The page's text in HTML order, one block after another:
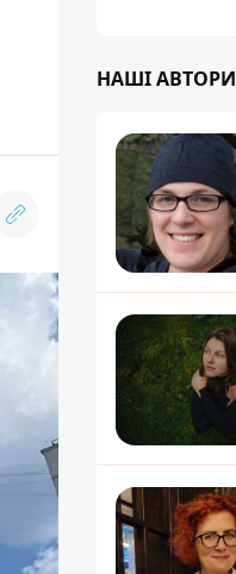
НАШІ АВТОРИ